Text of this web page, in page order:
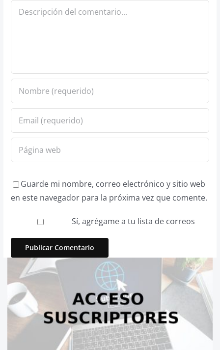
Comentario
Guarde mi nombre, correo electrónico y sitio web
en este navegador para la próxima vez que comente.
Sí, agrégame a tu lista de correos